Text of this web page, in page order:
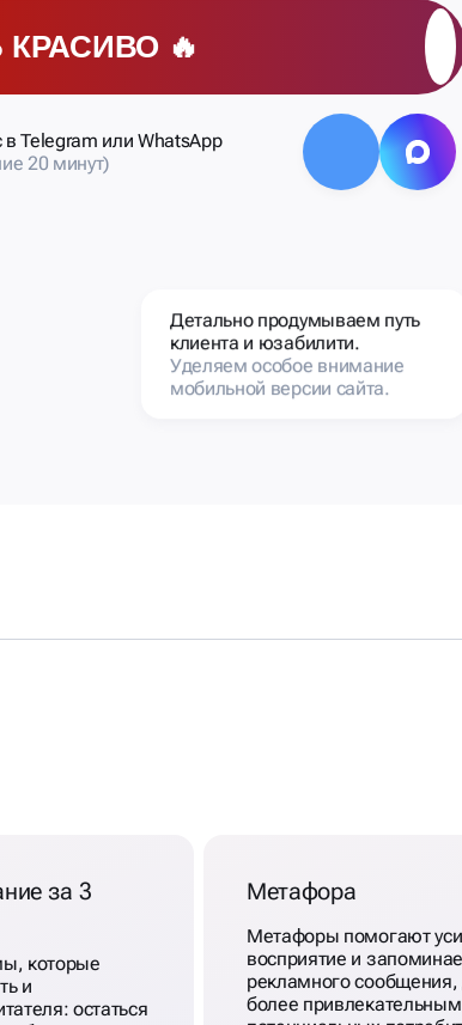
Детально продумываем путь
клиента и юзабилити.
Уделяем особое внимание
мобильной версии сайта.
🔥
Telegram или WhatsApp
20 минут)
за 3
которые
и
остаться
Метафора
Метафоры помогают
восприятие и
рекламного сообщения,
более